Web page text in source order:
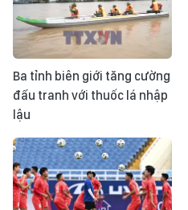
Ba tỉnh biên giới tăng cường
đấu tranh với thuốc lá nhập
lậu